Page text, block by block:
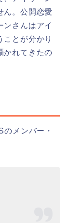
ん。公開恋愛
ンさんはアイ
ことが分かり
かれてきたの
メンバー・